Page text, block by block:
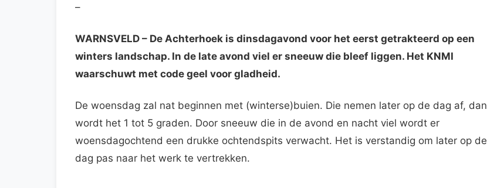
–
WARNSVELD – De Achterhoek is dinsdagavond voor het eerst getrakteerd op een
winters landschap. In de late avond viel er sneeuw die bleef liggen. Het KNMI
waarschuwt met code geel voor gladheid.
De woensdag zal nat beginnen met (winterse)buien. Die nemen later op de dag af, dan
wordt het 1 tot 5 graden. Door sneeuw die in de avond en nacht viel wordt er
woensdagochtend een drukke ochtendspits verwacht. Het is verstandig om later op de
dag pas naar het werk te vertrekken.